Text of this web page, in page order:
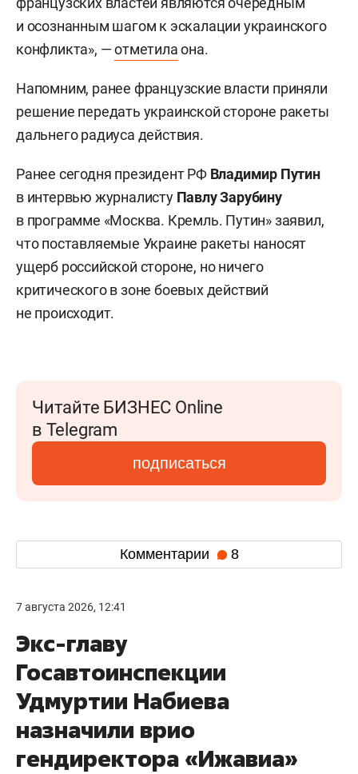
и осознанным шагом к эскалации украинского
конфликта», —отметилаона.
Напомним, ранее французские власти приняли
решение передать украинской стороне ракеты
дальнего радиуса действия.
Ранее сегодня президент РФ Владимир Путин
в интервью журналисту Павлу Зарубину
в программе «Москва. Кремль. Путин» заявил,
что поставляемые Украине ракеты наносят
ущерб российской стороне, но ничего
критического в зоне боевых действий
не происходит.
Читайте БИЗНЕС Online
в Telegram
подписаться
Комментарии 8
7 августа 2026, 12:41
Экс-главу
Госавтоинспекции
Удмуртии Набиева
назначили врио
гендиректора «Ижавиа»